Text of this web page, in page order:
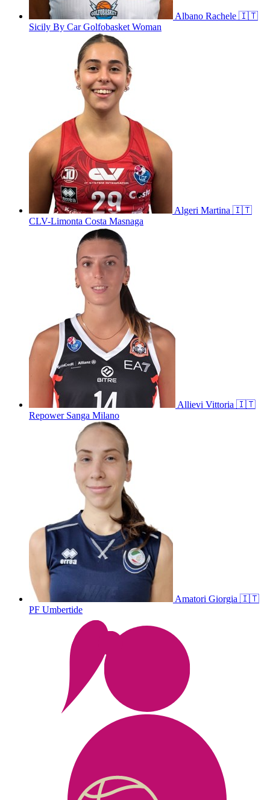
Albano Rachele 🇮🇹
Sicily By Car Golfobasket Woman
Algeri Martina 🇮🇹
CLV-Limonta Costa Masnaga
Allievi Vittoria 🇮🇹
Repower Sanga Milano
Amatori Giorgia 🇮🇹
PF Umbertide